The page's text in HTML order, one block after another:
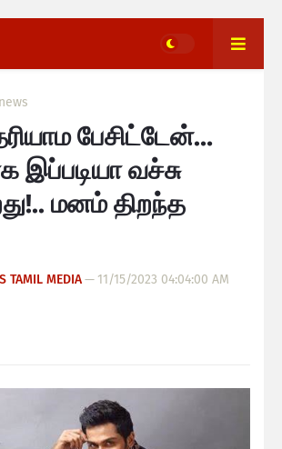
பேசிட்டேன்…
இப்படியா வச்சு
மனம் திறந்த
TAMIL MEDIA— 11/15/2023 04:04:00 AM